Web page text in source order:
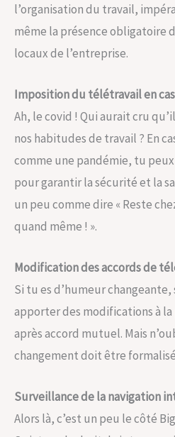
l’organisation du travail,
même la présence obligatoire
locaux de l’entreprise.
Imposition du télétravail en
Ah, le covid ! Qui aurait cru
nos habitudes de travail ? En
comme une pandémie, tu
pour garantir la sécurité et la
un peu comme dire « Reste
quand même ! ».
Modification des accords de
Si tu es d’humeur
apporter des modifications à
après accord mutuel. Mais
changement doit être
Surveillance de la navigation
Alors là, c’est un peu le côté